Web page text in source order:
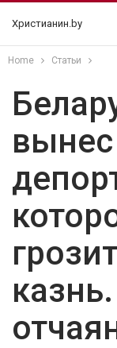
Христианин.by
Home Статьи